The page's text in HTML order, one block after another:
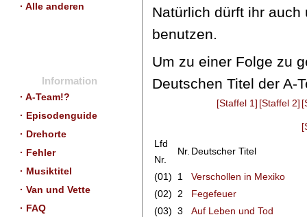
· Alle anderen
Information
· A-Team!?
· Episodenguide
· Drehorte
· Fehler
· Musiktitel
· Van und Vette
· FAQ
Natürlich dürft ihr
benutzen.
Um zu einer Folge zu
Deutschen Titel der A-
[Staffel 1] [Staffel 2]
Lfd
Nr.
Nr. Deutscher Titel
(01) 1
Verschollen in Mexiko
(02)
2
Fegefeuer
(03) 3
Auf Leben und Tod